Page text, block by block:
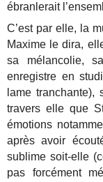
ébranlerait
C’est par elle, la
Maxime le dira,
sa mélancolie,
enregistre en
lame tranchante),
travers elle que
émotions
après avoir
sublime soit-elle
pas forcément